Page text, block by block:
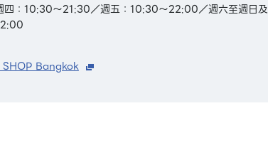
四：10:30～21:30／週五：10:30～22:00／週六至週日及
Bangkok